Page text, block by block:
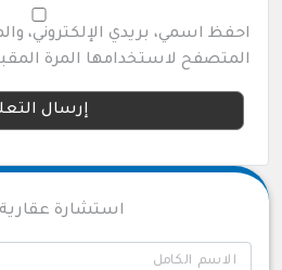
احفظ اسمي، بريدي الإلكتروني،
المتصفح لاستخدامها المرة
استشارة
الاسم الكامل